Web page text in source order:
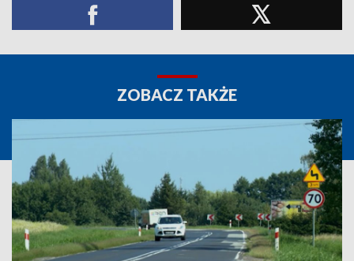
ZOBACZ TAKŻE